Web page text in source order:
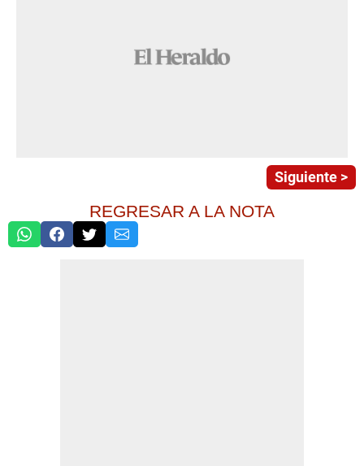
Siguiente >
REGRESAR A LA NOTA